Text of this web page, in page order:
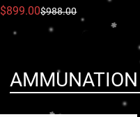
Prix
réduit
$899.00Prix
habituel
$988.00
AMMUNATION
Confirm your
Are you 18 years old or